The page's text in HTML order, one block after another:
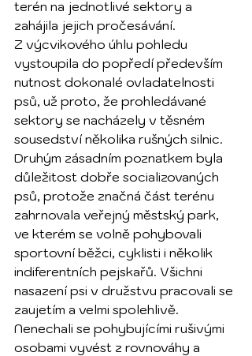
terén na jednotlivé sektory a
zahájila jejich pročesávání.
Z výcvikového úhlu pohledu
vystoupila do popředí především
nutnost dokonalé ovladatelnosti
psů, už proto, že prohledávané
sektory se nacházely v těsném
sousedství několika rušných silnic.
Druhým zásadním poznatkem byla
důležitost dobře socializovaných
psů, protože značná část terénu
zahrnovala veřejný městský park,
ve kterém se volně pohybovali
sportovní běžci, cyklisti i několik
indiferentních pejskařů. Všichni
nasazení psi v družstvu pracovali se
zaujetím a velmi spolehlivě.
Nenechali se pohybujícími rušivými
osobami vyvést z rovnováhy a